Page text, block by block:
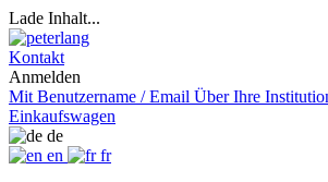
Lade Inhalt...
Kontakt
Anmelden
Mit Benutzername / Email Über Ihre
Einkaufswagen
de
en
fr